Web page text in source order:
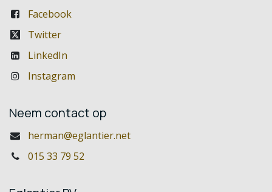
Facebook
Twitter
LinkedIn
Instagram
Neem contact op
herman@eglantier.net
015 33 79 52